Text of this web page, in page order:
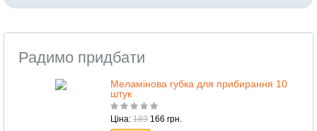
Радимо придбати
Меламінова губка для прибирання 10
штук
Ціна: 189 166 грн.